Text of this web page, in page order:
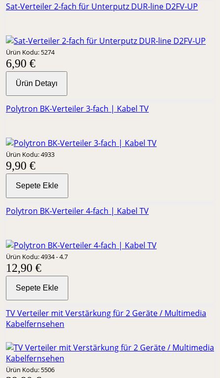
Sat-Verteiler 2-fach für Unterputz DUR-line D2FV-UP
Ürün Kodu: 5274
6,90 €
Ürün Detayı
Polytron BK-Verteiler 3-fach | Kabel TV
Ürün Kodu: 4933
9,90 €
Sepete Ekle
Polytron BK-Verteiler 4-fach | Kabel TV
Ürün Kodu: 4934 - 4.7
12,90 €
Sepete Ekle
TV Verteiler mit Verstärkung für 2 Geräte / Multimedia
Kabelfernsehen
Ürün Kodu: 5506